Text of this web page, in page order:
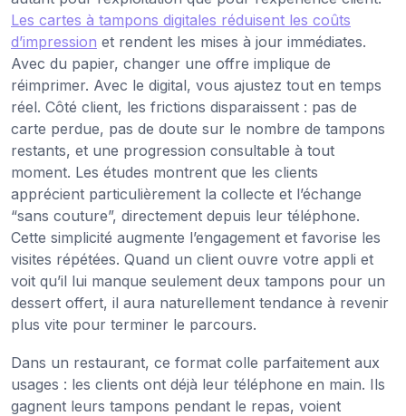
Les cartes à tampons digitales réduisent les coûts
d’impression et rendent les mises à jour immédiates.
Avec du papier, changer une offre implique de
réimprimer. Avec le digital, vous ajustez tout en temps
réel. Côté client, les frictions disparaissent : pas de
carte perdue, pas de doute sur le nombre de tampons
restants, et une progression consultable à tout
moment. Les études montrent que les clients
apprécient particulièrement la collecte et l’échange
“sans couture”, directement depuis leur téléphone.
Cette simplicité augmente l’engagement et favorise les
visites répétées. Quand un client ouvre votre appli et
voit qu’il lui manque seulement deux tampons pour un
dessert offert, il aura naturellement tendance à revenir
plus vite pour terminer le parcours.
Dans un restaurant, ce format colle parfaitement aux
usages : les clients ont déjà leur téléphone en main. Ils
gagnent leurs tampons pendant le repas, voient